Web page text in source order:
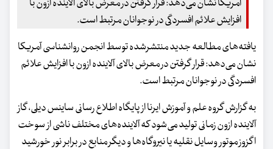
آمریکا نشان می‌دهد: قرار گرفتن در معرض بالای آلاینده ازون با
افزایش علائم افسردگی در نوجوانان مرتبط است.
یافته‌های مطالعه جدید منتشرشده توسط انجمن روانشناسی آمریکا
نشان می‌دهد: قرار گرفتن در معرض بالای آلاینده ازون با افزایش علائم
افسردگی در نوجوانان مرتبط است.
به گزارش گروه علم و آموزش ایرنا از پایگاه اطلاع رسانی ساینس دیلی، گاز
آلاینده ازون زمانی تولید می‌شود که آلاینده‌های مختلف ناشی از سوخت
اگزوز موتور وسایل نقلیه یا نیروگاه‌ها و دیگر منابع در برابر نور خورشید